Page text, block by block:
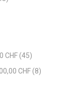
CHF 45items
CHF 8items